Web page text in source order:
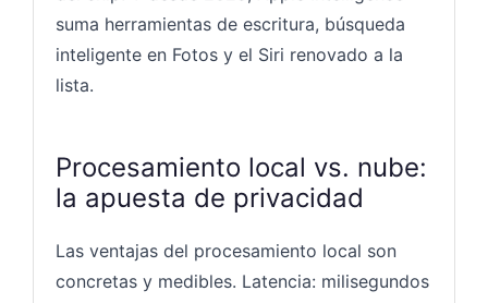
suma herramientas de escritura, búsqueda
inteligente en Fotos y el Siri renovado a la
lista.
Procesamiento local vs. nube:
la apuesta de privacidad
Las ventajas del procesamiento local son
concretas y medibles. Latencia: milisegundos